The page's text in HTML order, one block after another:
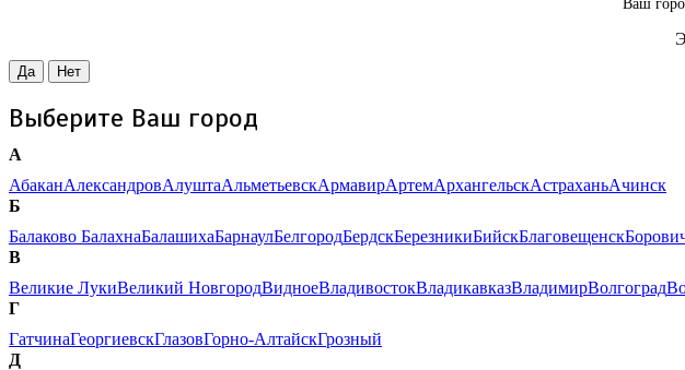
Ваш
Да Нет
Выберите Ваш город
А
АбаканАлександровАлуштаАльметьевскАрмавирАртемАрхангельскАстраханьАчинск
Б
Балаково БалахнаБалашихаБарнаулБелгородБердскБерезникиБийскБлаговещенск
В
Великие ЛукиВеликий НовгородВидноеВладивостокВладикавказВладимирВолгоград
Г
ГатчинаГеоргиевскГлазовГорно-АлтайскГрозный
Д